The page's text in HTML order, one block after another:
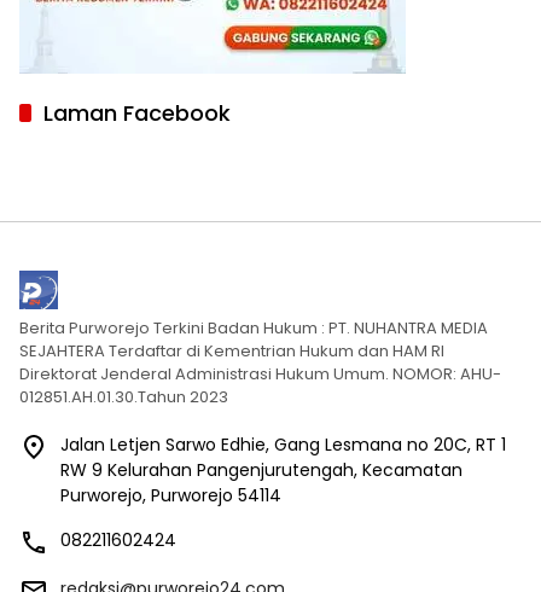
Laman Facebook
Berita Purworejo Terkini Badan Hukum : PT. NUHANTRA MEDIA
SEJAHTERA Terdaftar di Kementrian Hukum dan HAM RI
Direktorat Jenderal Administrasi Hukum Umum. NOMOR: AHU-
012851.AH.01.30.Tahun 2023
Jalan Letjen Sarwo Edhie, Gang Lesmana no 20C, RT 1
RW 9 Kelurahan Pangenjurutengah, Kecamatan
Purworejo, Purworejo 54114
082211602424